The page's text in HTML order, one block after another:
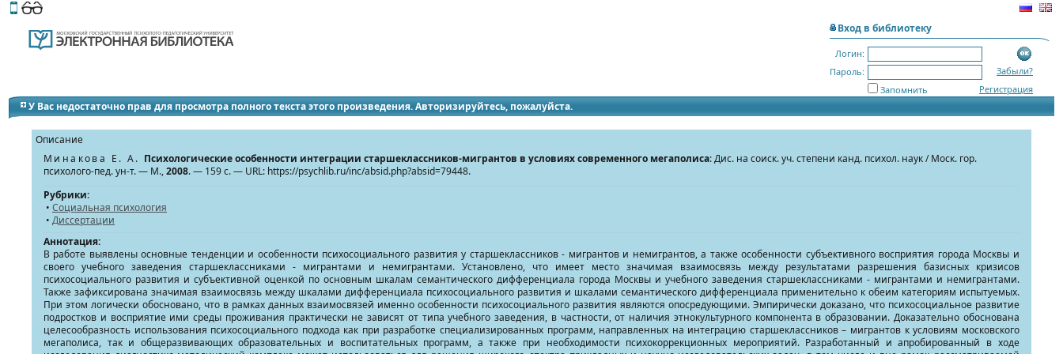
Этот сайт поддерживает
Вход в библиотеку
Логин:
Пароль:
Забыли?
Регистрация
Запомнить
У Вас недостаточно прав для просмотра полного текста этого произведения. Авторизируйтесь, пожалуйста.
Описание
Минакова Е. А. Психологические особенности интеграции старшеклассников-мигрантов в условиях современного мегаполиса: Дис. на соиск. уч. степени канд. психол. наук / Моск. гор.
психолого-пед. ун-т. — М.,2008. — 159 с. — URL: https://psychlib.ru/inc/absid.php?absid=79448.
Рубрики:
• Социальная психология
• Диссертации
Аннотация:
В работе выявлены основные тенденции и особенности психосоциального развития у старшеклассников - мигрантов и немигрантов, а также особенности субъективного восприятия города Москвы и
своего учебного заведения старшеклассниками - мигрантами и немигрантами. Установлено, что имеет место значимая взаимосвязь между результатами разрешения базисных кризисов
психосоциального развития и субъективной оценкой по основным шкалам семантического дифференциала города Москвы и учебного заведения старшеклассниками - мигрантами и немигрантами.
Также зафиксирована значимая взаимосвязь между шкалами дифференциала психосоциального развития и шкалами семантического дифференциала применительно к обеим категориям испытуемых.
При этом логически обосновано, что в рамках данных взаимосвязей именно особенности психосоциального развития являются опосредующими. Эмпирически доказано, что психосоциальное развитие
подростков и восприятие ими среды проживания практически не зависят от типа учебного заведения, в частности, от наличия этнокультурного компонента в образовании. Доказательно обоснована
целесообразность использования психосоциального подхода как при разработке специализированных программ, направленных на интеграцию старшеклассников – мигрантов к условиям московского
мегаполиса, так и общеразвивающих образовательных и воспитательных программ, а также при необходимости психокоррекционных мероприятий. Разработанный и апробированный в ходе